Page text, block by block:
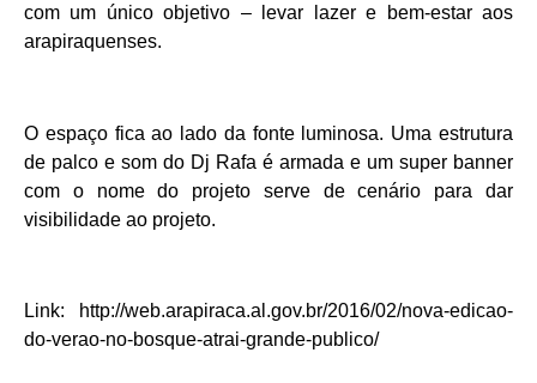
com um único objetivo – levar lazer e bem-estar aos
arapiraquenses.
O espaço fica ao lado da fonte luminosa. Uma estrutura
de palco e som do Dj Rafa é armada e um super banner
com o nome do projeto serve de cenário para dar
visibilidade ao projeto.
Link: http://web.arapiraca.al.gov.br/2016/02/nova-edicao-
do-verao-no-bosque-atrai-grande-publico/